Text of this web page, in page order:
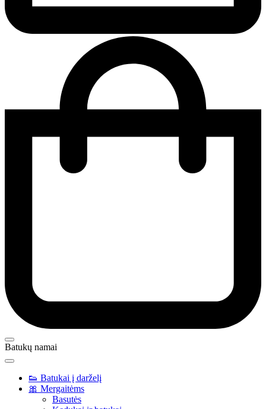
Batukų namai
👟 Batukai į darželį
🎀 Mergaitėms
Basutės